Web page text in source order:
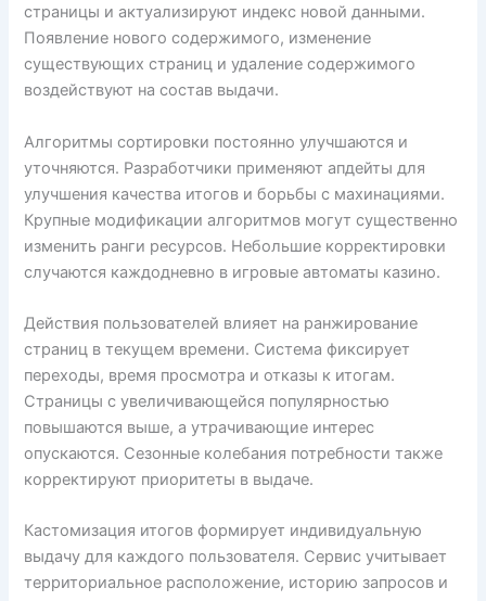
страницы и актуализируют индекс новой данными.
Появление нового содержимого, изменение
существующих страниц и удаление содержимого
воздействуют на состав выдачи.
Алгоритмы сортировки постоянно улучшаются и
уточняются. Разработчики применяют апдейты для
улучшения качества итогов и борьбы с махинациями.
Крупные модификации алгоритмов могут существенно
изменить ранги ресурсов. Небольшие корректировки
случаются каждодневно в игровые автоматы казино.
Действия пользователей влияет на ранжирование
страниц в текущем времени. Система фиксирует
переходы, время просмотра и отказы к итогам.
Страницы с увеличивающейся популярностью
повышаются выше, а утрачивающие интерес
опускаются. Сезонные колебания потребности также
корректируют приоритеты в выдаче.
Кастомизация итогов формирует индивидуальную
выдачу для каждого пользователя. Сервис учитывает
территориальное расположение, историю запросов и